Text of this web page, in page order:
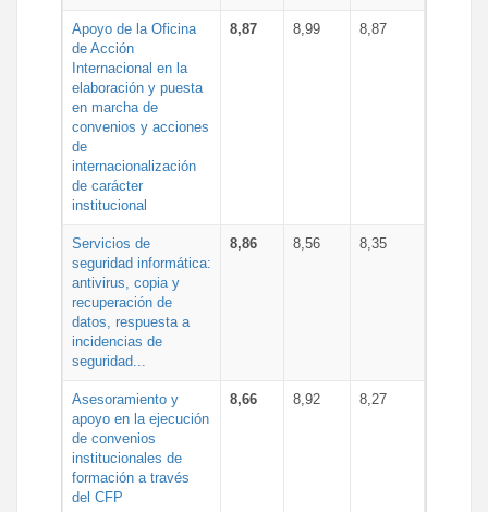
Apoyo de la Oficina
de Acción
Internacional en la
elaboración y puesta
en marcha de
convenios y acciones
de
internacionalización
de carácter
institucional
8,87 8,99 8,87
Servicios de
seguridad informática:
antivirus, copia y
recuperación de
datos, respuesta a
incidencias de
seguridad...
8,86 8,56 8,35
Asesoramiento y
apoyo en la ejecución
de convenios
institucionales de
formación a través
del CFP
8,66 8,92 8,27